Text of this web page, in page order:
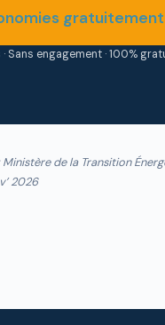
Sans engagement · 100%
de la Transition
2026